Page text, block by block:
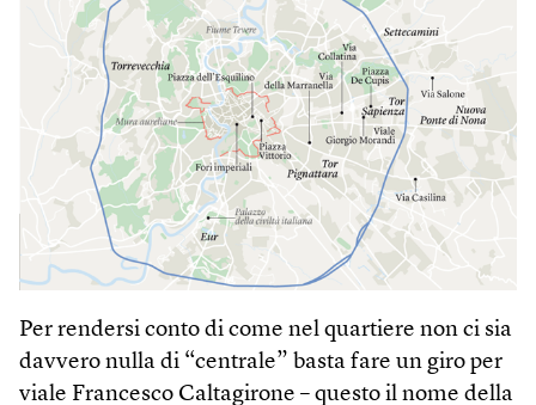
Per rendersi conto di come nel quartiere non ci sia
davvero nulla di “centrale” basta fare un giro per
viale Francesco Caltagirone – questo il nome della